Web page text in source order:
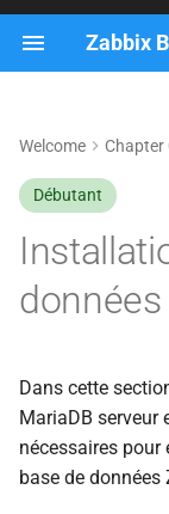
Zabbix
t
a
i
s
a
Installer le
MariaDB à partir
fournis par
système
Installer le
Adding the
Repository
Welcome Chapter
Débutant
Dans cette
MariaDB serveur
nécessaires pour
base de données